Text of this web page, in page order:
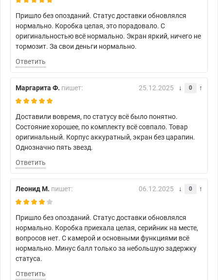
Пришло без опозданий. Статус доставки обновлялся
нормально. Коробка целая, это порадовало. С
оригинальностью всё нормально. Экран яркий, ничего не
тормозит. За свои деньги нормально.
Ответить
Маргарита Ф. пишет: 25.12.2025 0
Доставили вовремя, по статусу всё было понятно.
Состояние хорошее, по комплекту всё совпало. Товар
оригинальный. Корпус аккуратный, экран без царапин.
Однозначно пять звезд.
Ответить
Леонид М. пишет: 06.12.2025 0
Пришло без опозданий. Статус доставки обновлялся
нормально. Коробка приехала целая, серийник на месте,
вопросов нет. С камерой и основными функциями всё
нормально. Минус балл только за небольшую задержку
статуса.
Ответить